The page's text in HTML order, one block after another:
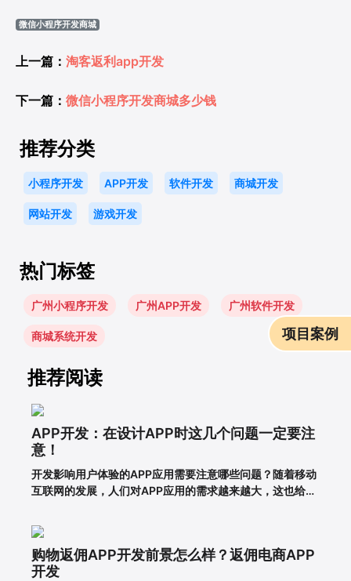
微信小程序开发商城
上一篇： 淘客返利app开发
下一篇： 微信小程序开发商城多少钱
推荐分类
小程序开发 APP开发 软件开发 商城开发
网站开发 游戏开发
热门标签
广州小程序开发 广州APP开发 广州软件开发
商城系统开发
推荐阅读
APP开发：在设计APP时这几个问题一定要注
意！
开发影响用户体验的APP应用需要注意哪些问题？随着移动
互联网的发展，人们对APP应用的需求越来越大，这也给企
望从中获得更多的发展机会。当然，并不仅仅是开发APP应
用就能达到目的。前提一定是保证APP应用的优秀用户体
验。这样，在
购物返佣APP开发前景怎么样？返佣电商APP
开发
项目案例